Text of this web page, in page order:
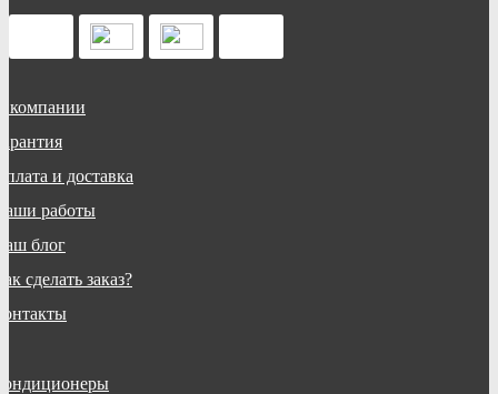
компании
и доставка
работы
блог
сделать заказ?